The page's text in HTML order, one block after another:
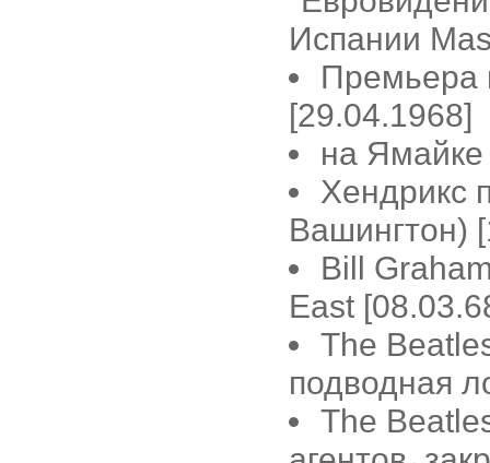
Испании
Премьера
[29.04.1968]
на Ямайке
Хендрикс
Вашингтон)
Bill
East
The
подводная
The